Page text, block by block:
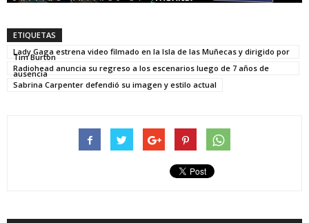
ETIQUETAS
Lady Gaga estrena video filmado en la Isla de las Muñecas y dirigido por
Tim Burton
Radiohead anuncia su regreso a los escenarios luego de 7 años de
ausencia
Sabrina Carpenter defendió su imagen y estilo actual